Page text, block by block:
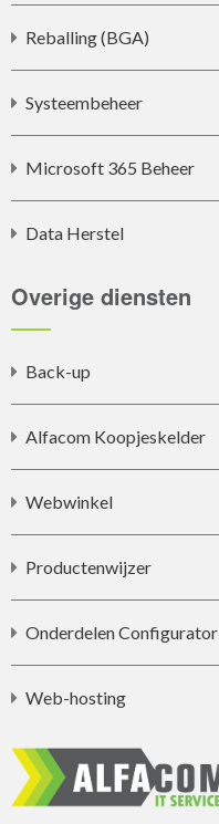
Reballing (BGA)
Systeembeheer
Microsoft 365 Beheer
Data Herstel
Overige diensten
Back-up
Alfacom Koopjeskelder
Webwinkel
Productenwijzer
Onderdelen Configurator
Web-hosting